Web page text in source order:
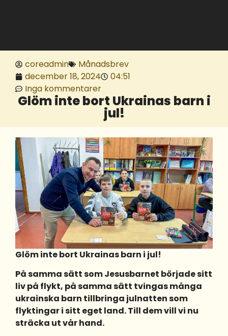
coreadmin
Månadsbrev
december 18, 2024
04:51
Inga kommentarer
Glöm inte bort Ukrainas barn i
jul!
Glöm inte bort Ukrainas barn i jul!
På samma sätt som Jesusbarnet började sitt
liv på flykt, på samma sätt tvingas många
ukrainska barn tillbringa julnatten som
flyktingar i sitt eget land. Till dem vill vi nu
sträcka ut vår hand.